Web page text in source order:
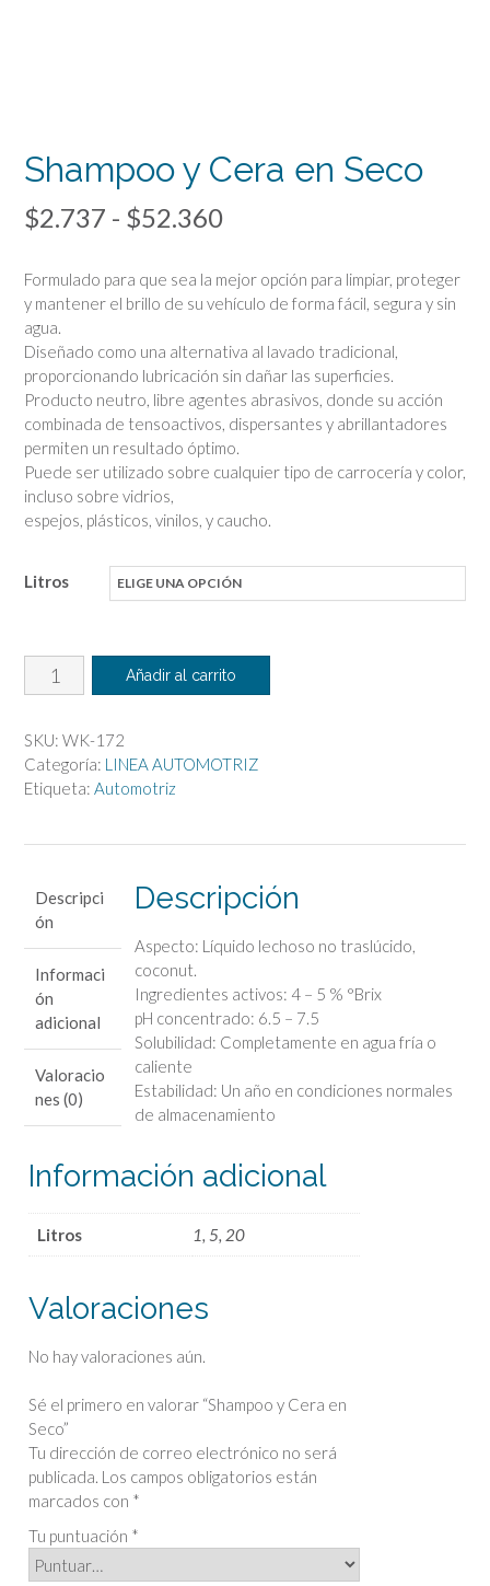
Shampoo y Cera en Seco
$2.737 - $52.360Rango
precios:
$2.737
hasta
$52.360
Formulado para que sea la mejor opción para limpiar, proteger
y mantener el brillo de su vehículo de forma fácil, segura y sin
agua.
Diseñado como una alternativa al lavado tradicional,
proporcionando lubricación sin dañar las superficies.
Producto neutro, libre agentes abrasivos, donde su acción
combinada de tensoactivos, dispersantes y abrillantadores
permiten un resultado óptimo.
Puede ser utilizado sobre cualquier tipo de carrocería y color,
incluso sobre vidrios,
espejos, plásticos, vinilos, y caucho.
Litros
Shampoo
y
en
Seco
Añadir al carrito
SKU: WK-172
Categoría: LINEA AUTOMOTRIZ
Etiqueta: Automotriz
Descripci
ón
Informaci
ón
adicional
Valoracio
nes (0)
Descripción
Aspecto: Líquido lechoso no traslúcido,
coconut.
Ingredientes activos: 4 – 5 % °Brix
pH concentrado: 6.5 – 7.5
Solubilidad: Completamente en agua fría o
caliente
Estabilidad: Un año en condiciones normales
de almacenamiento
Información adicional
Litros 1, 5, 20
Valoraciones
No hay valoraciones aún.
Sé el primero en valorar “Shampoo y Cera en
Seco”
Tu dirección de correo electrónico no será
publicada. Los campos obligatorios están
marcados con *
Tu puntuación *